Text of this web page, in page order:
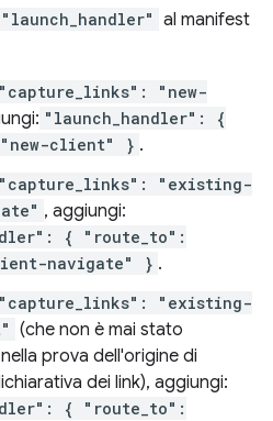
"launch_handler" al manifest
"capture_links": "new-
"launch_handler": {
client" } .
"capture_links": "existing-
, aggiungi:
{ "route_to":
navigate" } .
"capture_links": "existing-
(che non è mai stato
prova dell'origine di
dei link), aggiungi:
{ "route_to":